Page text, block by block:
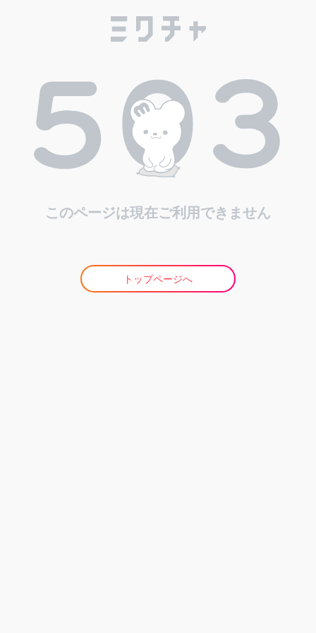
このページは現在ご利用できません